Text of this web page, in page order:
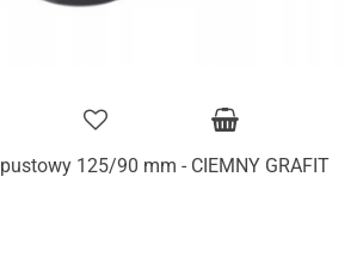
125/90 mm - CIEMNY GRAFIT